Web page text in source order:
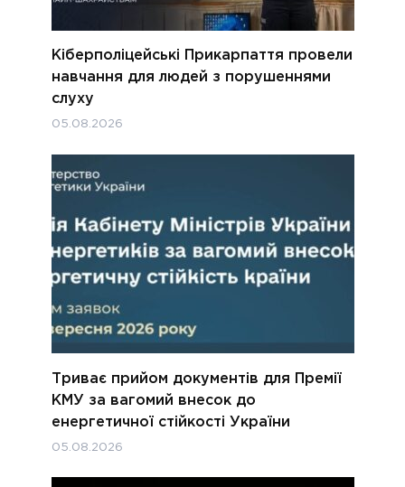
Кіберполіцейські Прикарпаття провели
навчання для людей з порушеннями
слуху
05.08.2026
Триває прийом документів для Премії
КМУ за вагомий внесок до
енергетичної стійкості України
05.08.2026